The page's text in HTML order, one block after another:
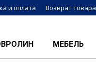
и оплата Возврат товара
МЕБЕЛЬ